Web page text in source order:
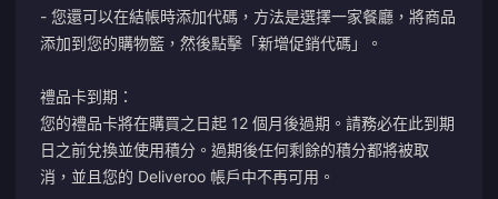
- 您還可以在結帳時添加代碼，方法是選擇一家餐廳，將商品
添加到您的購物籃，然後點擊「新增促銷代碼」。
禮品卡到期：
您的禮品卡將在購買之日起 12 個月後過期。請務必在此到期
日之前兌換並使用積分。過期後任何剩餘的積分都將被取
消，並且您的 Deliveroo 帳戶中不再可用。